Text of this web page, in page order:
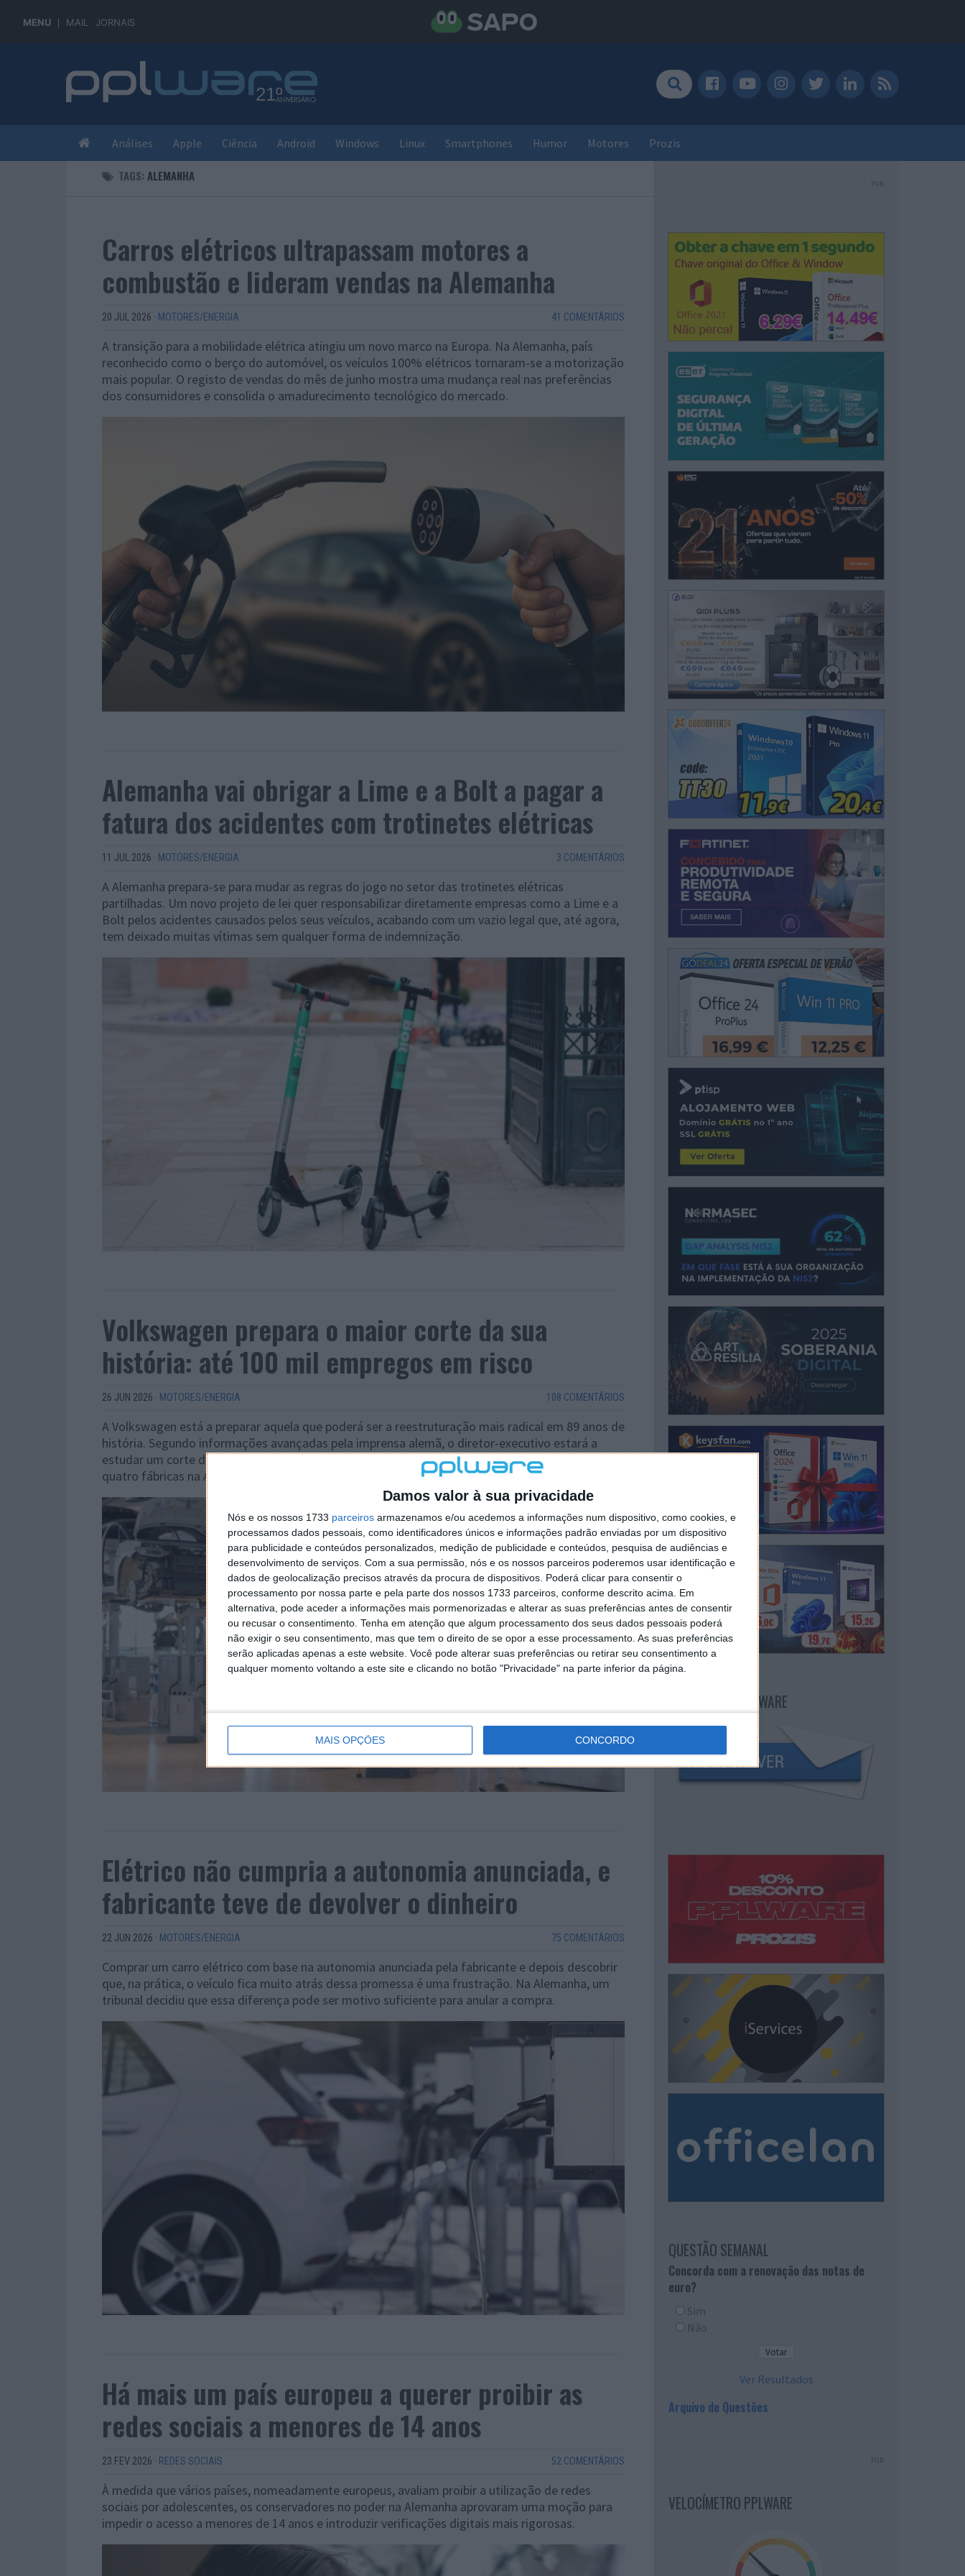
Damos valor à sua privacidade
Nós e os nossos 1733 parceiros armazenamos e/ou acedemos a informações num dispositivo, como cookies, e
processamos dados pessoais, como identificadores únicos e informações padrão enviadas por um dispositivo
para publicidade e conteúdos personalizados, medição de publicidade e conteúdos, pesquisa de audiências e
desenvolvimento de serviços. Com a sua permissão, nós e os nossos parceiros poderemos usar identificação e
dados de geolocalização precisos através da procura de dispositivos. Poderá clicar para consentir o
processamento por nossa parte e pela parte dos nossos 1733 parceiros, conforme descrito acima. Em
alternativa, pode aceder a informações mais pormenorizadas e alterar as suas preferências antes de consentir
ou recusar o consentimento. Tenha em atenção que algum processamento dos seus dados pessoais poderá
não exigir o seu consentimento, mas que tem o direito de se opor a esse processamento. As suas preferências
serão aplicadas apenas a este website. Você pode alterar suas preferências ou retirar seu consentimento a
qualquer momento voltando a este site e clicando no botão "Privacidade" na parte inferior da página.
MAIS OPÇÕES CONCORDO
MENU MAIL JORNAIS
Análises Apple Ciência Android Windows Linux Smartphones Humor Motores Prozis
TAGS: ALEMANHA
Carros elétricos ultrapassam motores a
combustão e lideram vendas na Alemanha
20 JUL 2026 · MOTORES/ENERGIA 41 COMENTÁRIOS
A transição para a mobilidade elétrica atingiu um novo marco na Europa. Na Alemanha, país
reconhecido como o berço do automóvel, os veículos 100% elétricos tornaram-se a motorização
mais popular. O registo de vendas do mês de junho mostra uma mudança real nas preferências
dos consumidores e consolida o amadurecimento tecnológico do mercado.
Alemanha vai obrigar a Lime e a Bolt a pagar a
fatura dos acidentes com trotinetes elétricas
11 JUL 2026 · MOTORES/ENERGIA 3 COMENTÁRIOS
A Alemanha prepara-se para mudar as regras do jogo no setor das trotinetes elétricas
partilhadas. Um novo projeto de lei quer responsabilizar diretamente empresas como a Lime e a
Bolt pelos acidentes causados pelos seus veículos, acabando com um vazio legal que, até agora,
tem deixado muitas vítimas sem qualquer forma de indemnização.
Volkswagen prepara o maior corte da sua
história: até 100 mil empregos em risco
26 JUN 2026 · MOTORES/ENERGIA 108 COMENTÁRIOS
A Volkswagen está a preparar aquela que poderá ser a reestruturação mais radical em 89 anos de
história. Segundo informações avançadas pela imprensa alemã, o diretor-executivo estará a
estudar um corte de até 100 mil postos de trabalho a nível mundial, além do encerramento de
quatro fábricas na Alemanha.
Elétrico não cumpria a autonomia anunciada, e
fabricante teve de devolver o dinheiro
22 JUN 2026 · MOTORES/ENERGIA 75 COMENTÁRIOS
Comprar um carro elétrico com base na autonomia anunciada pela fabricante e depois descobrir
que, na prática, o veículo fica muito atrás dessa promessa é uma frustração. Na Alemanha, um
tribunal decidiu que essa diferença pode ser motivo suficiente para anular a compra.
Há mais um país europeu a querer proibir as
redes sociais a menores de 14 anos
23 FEV 2026 · REDES SOCIAIS 52 COMENTÁRIOS
À medida que vários países, nomeadamente europeus, avaliam proibir a utilização de redes
sociais por adolescentes, os conservadores no poder na Alemanha aprovaram uma moção para
impedir o acesso a menores de 14 anos e introduzir verificações digitais mais rigorosas.
PUB
NEWSLETTER PPLWARE
QUESTÃO SEMANAL
Concorda com a renovação das notas de
euro?
Sim
Não
Ver Resultados
Arquivo de Questões
PUB
VELOCÍMETRO PPLWARE